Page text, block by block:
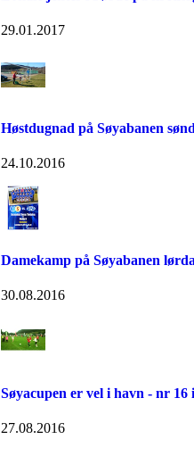
29.01.2017
Høstdugnad på Søyabanen
24.10.2016
Damekamp på Søyabanen
30.08.2016
Søyacupen er vel i havn - nr
27.08.2016